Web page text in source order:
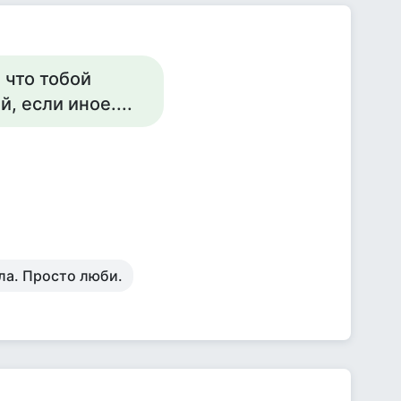
тобой
если иное....
Просто люби.